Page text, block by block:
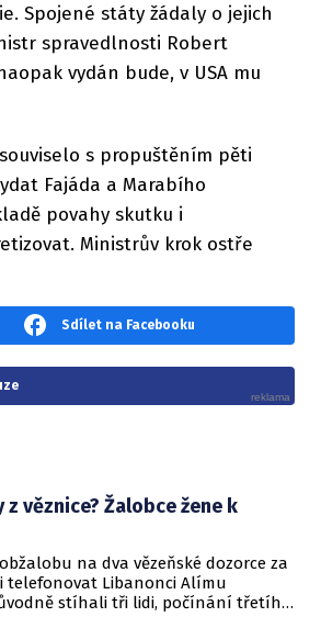
Spojené státy žádaly o jejich
spravedlnosti Robert
vydán bude, v USA mu
s propuštěním pěti
Fajáda a Marabího
povahy skutku i
Ministrův krok ostře
Sdílet na Facebooku
věznice? Žalobce žene k
na dva vězeňské dozorce za
telefonovat Libanonci Alímu
stíhali tři lidi, počínání třetího